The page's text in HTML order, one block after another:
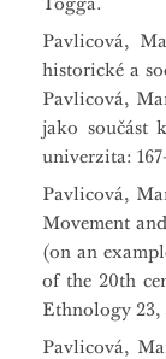
Pavlicová,
historické a
Pavlicová,
jako součást
univerzita:
Pavlicová,
Movement
(on an
of the 20th
Ethnology 23,
Pavlicová,